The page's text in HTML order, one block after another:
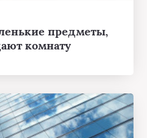
предметы,
комнату